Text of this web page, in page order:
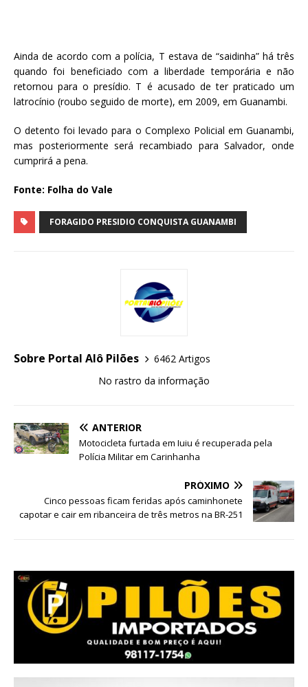
Ainda de acordo com a polícia, T estava de “saidinha” há três
quando foi beneficiado com a liberdade temporária e não
retornou para o presídio. T é acusado de ter praticado um
latrocínio (roubo seguido de morte), em 2009, em Guanambi.
O detento foi levado para o Complexo Policial em Guanambi,
mas posteriormente será recambiado para Salvador, onde
cumprirá a pena.
Fonte: Folha do Vale
FORAGIDO PRESIDIO CONQUISTA GUANAMBI
Sobre Portal Alô Pilões
6462 Artigos
No rastro da informação
ANTERIOR
Motocicleta furtada em Iuiu é recuperada pela
Polícia Militar em Carinhanha
PRÓXIMO
Cinco pessoas ficam feridas após caminhonete
capotar e cair em ribanceira de três metros na BR-251